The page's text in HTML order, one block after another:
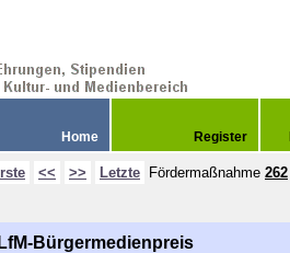
Home Register
<< >> Letzte Fördermaßnahme 262
LfM-Bürgermedienpreis